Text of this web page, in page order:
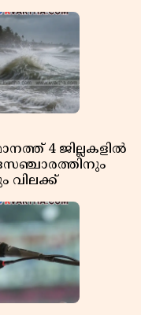
4 ജില്ലകളിൽ
വിലക്ക്